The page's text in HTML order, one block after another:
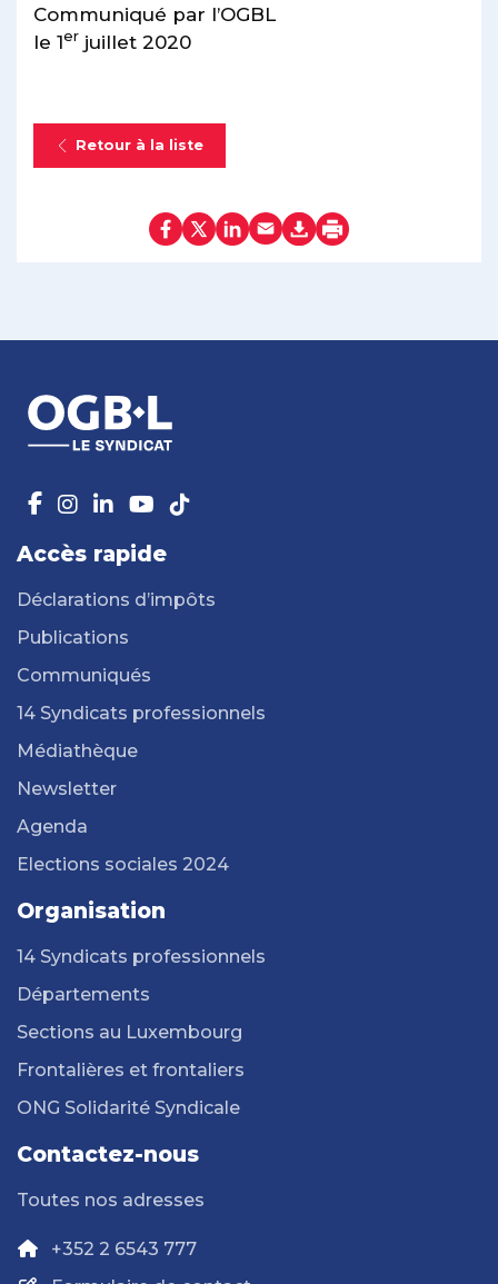
Communiqué par l’OGBL
le 1er juillet 2020
Retour à la liste
Accès rapide
Déclarations d’impôts
Publications
Communiqués
14 Syndicats professionnels
Médiathèque
Newsletter
Agenda
Elections sociales 2024
Organisation
14 Syndicats professionnels
Départements
Sections au Luxembourg
Frontalières et frontaliers
ONG Solidarité Syndicale
Contactez-nous
Toutes nos adresses
+352 2 6543 777